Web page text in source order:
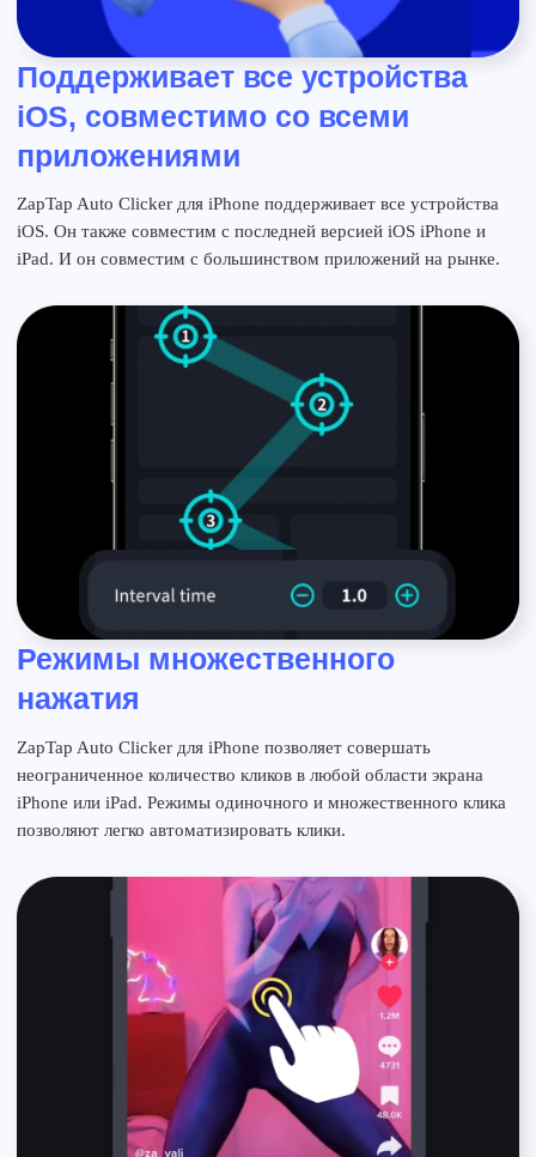
Поддерживает все устройства
iOS, совместимо со всеми
приложениями
ZapTap Auto Clicker для iPhone поддерживает все устройства
iOS. Он также совместим с последней версией iOS iPhone и
iPad. И он совместим с большинством приложений на рынке.
Режимы множественного
нажатия
ZapTap Auto Clicker для iPhone позволяет совершать
неограниченное количество кликов в любой области экрана
iPhone или iPad. Режимы одиночного и множественного клика
позволяют легко автоматизировать клики.